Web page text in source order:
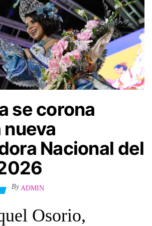
se corona
Nacional del
By ADMIN
Osorio,